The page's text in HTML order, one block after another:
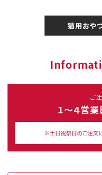
猫用おや
ご
1～４営
※土日祝祭日のご注文